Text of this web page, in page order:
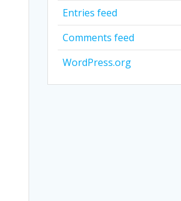
Entries feed
Comments feed
WordPress.org